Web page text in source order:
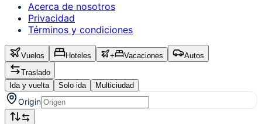
Acerca de nosotros
Privacidad
Términos y condiciones
Vuelos Hoteles + Vacaciones
Autos
Traslado
Ida y vuelta
Solo ida Multiciudad
Origin